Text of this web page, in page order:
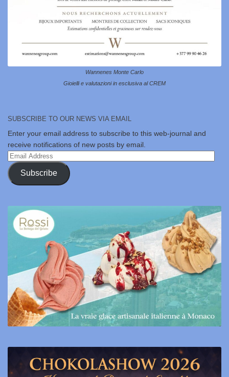
Wannenes Monte Carlo
Gioielli e valutazioni in esclusiva al CREM
SUBSCRIBE TO OUR NEWS VIA EMAIL
Enter your email address to subscribe to this web-journal and
receive notifications of new posts by email.
Email
Address
Subscribe